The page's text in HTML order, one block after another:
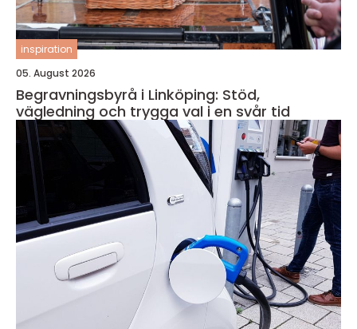
inspiration
05. August 2026
Begravningsbyrå i Linköping: Stöd,
vägledning och trygga val i en svår tid